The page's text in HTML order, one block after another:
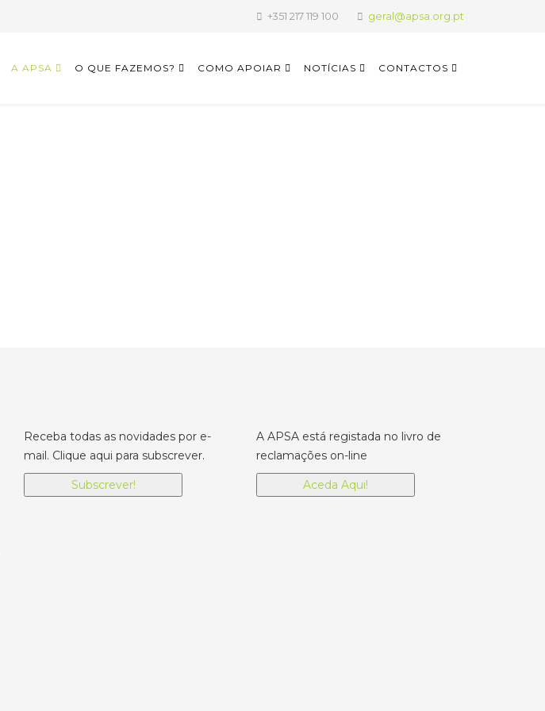
+351 217 119 100 geral@apsa.org.pt
A APSA O QUE FAZEMOS? COMO APOIAR NOTÍCIAS CONTACTOS
Receba todas as novidades por e-
mail. Clique aqui para subscrever.
Subscrever!
A APSA está registada no livro de
reclamações on-line
Aceda Aqui!